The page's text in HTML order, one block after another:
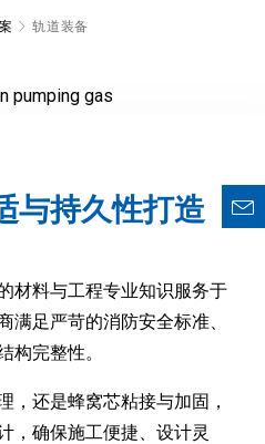
轨道装备
与持久性打造
材料与工程专业知识服务于
满足严苛的消防安全标准、
构完整性。
，还是蜂窝芯粘接与加固，
，确保施工便捷、设计灵